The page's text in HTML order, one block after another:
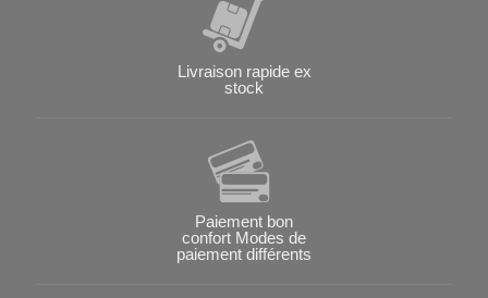
Livraison rapide ex
stock
Paiement bon
confort Modes de
paiement différents